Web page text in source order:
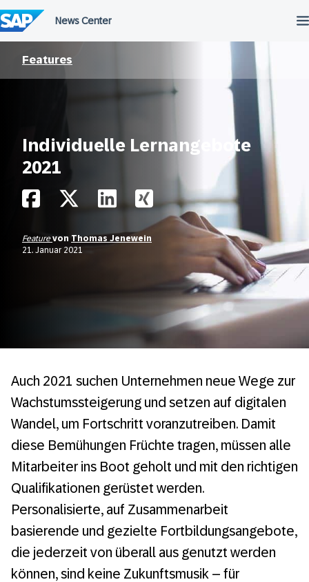
Features
Individuelle Lernangebote
2021
Featurevon Thomas Jenewein
21. Januar 2021
Auch 2021 suchen Unternehmen neue Wege zur
Wachstumssteigerung und setzen auf digitalen
Wandel, um Fortschritt voranzutreiben. Damit
diese Bemühungen Früchte tragen, müssen alle
Mitarbeiter ins Boot geholt und mit den richtigen
Qualifikationen gerüstet werden.
Personalisierte, auf Zusammenarbeit
basierende und gezielte Fortbildungsangebote,
die jederzeit von überall aus genutzt werden
können, sind keine Zukunftsmusik – für